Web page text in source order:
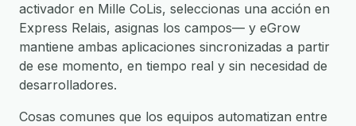
activador en Mille CoLis, seleccionas una acción en
Express Relais, asignas los campos— y eGrow
mantiene ambas aplicaciones sincronizadas a partir
de ese momento, en tiempo real y sin necesidad de
desarrolladores.
Cosas comunes que los equipos automatizan entre